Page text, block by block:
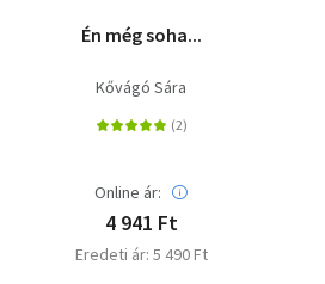
Én még soha...
Kővágó Sára
Online ár:
4 941 Ft
Eredeti ár: 5 490 Ft